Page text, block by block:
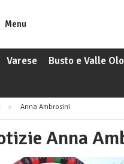
Menu
Varese Busto e Valle
Anna Ambrosini
Anna